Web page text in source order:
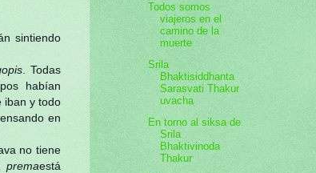
sintiendo
. Todas
habían
iban y todo
en
no tiene
,premaestá
Todos somos
viajeros en el
camino de la
muerte
Srila
Bhaktisiddhanta
Sarasvati Thakur
uvacha
En torno al siksa de
Srila
Bhaktivinoda
Thakur